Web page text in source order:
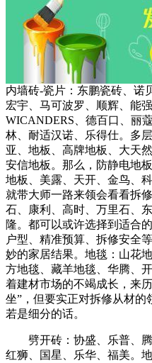
内墙砖-瓷片：东鹏瓷砖、诺
宏宇、马可波罗、顺辉、能
WICANDERS、德百口、丽
林、耐适汉诺、乐得仕。多
亚、地板、高牌地板、大天
安信地板。那么，防静电地
地板、美露、天开、金鸟、
就带大师一路来领会看看拆
石、康利、高时、万里石、
隆。都可以或许选择到适合
户型、精准预算、拆修安全
妙的家居结果。地毯：山花
方地毯、藏羊地毯、华腾、
着建材市场的不竭成长，来
坐”，但要实正对拆修从材的
若是细分的话。
劈开砖：协盛、乐普、腾
红狮、国星、乐华、福美。